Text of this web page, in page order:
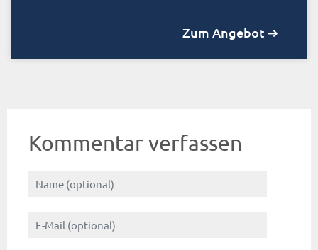
Zum Angebot ➔
Kommentar verfassen